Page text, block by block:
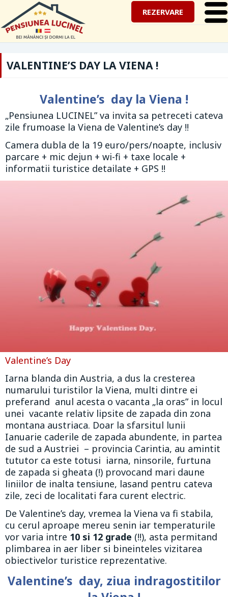
REZERVARE
VALENTINE’S DAY LA VIENA !
Valentine’s day la Viena !
„Pensiunea LUCINEL” va invita sa petreceti cateva
zile frumoase la Viena de Valentine’s day !!
Camera dubla de la 19 euro/pers/noapte, inclusiv
parcare + mic dejun + wi-fi + taxe locale +
informatii turistice detailate + GPS !!
Valentine’s Day
Iarna blanda din Austria, a dus la cresterea
numarului turistilor la Viena, multi dintre ei
preferand anul acesta o vacanta „la oras” in locul
unei vacante relativ lipsite de zapada din zona
montana austriaca. Doar la sfarsitul lunii
Ianuarie caderile de zapada abundente, in partea
de sud a Austriei – provincia Carintia, au amintit
tututor ca este totusi iarna, ninsorile, furtuna
de zapada si gheata (!) provocand mari daune
liniilor de inalta tensiune, lasand pentru cateva
zile, zeci de localitati fara curent electric.
De Valentine’s day, vremea la Viena va fi stabila,
cu cerul aproape mereu senin iar temperaturile
vor varia intre 10 si 12 grade (!!), asta permitand
plimbarea in aer liber si bineinteles vizitarea
obiectivelor turistice reprezentative.
Valentine’s day, ziua indragostitilor